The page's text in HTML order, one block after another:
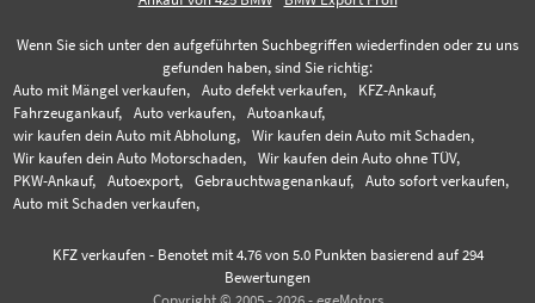
Wenn Sie sich unter den aufgeführten Suchbegriffen wiederfinden oder zu uns
gefunden haben, sind Sie richtig:
Auto mit Mängel verkaufen,
Auto defekt verkaufen,
KFZ-Ankauf,
Fahrzeugankauf,
Auto verkaufen,
Autoankauf,
wir kaufen dein Auto mit Abholung,
Wir kaufen dein Auto mit Schaden,
Wir kaufen dein Auto Motorschaden,
Wir kaufen dein Auto ohne TÜV,
PKW-Ankauf,
Autoexport, Gebrauchtwagenankauf,
Auto sofort verkaufen,
Auto mit Schaden verkaufen,
KFZ verkaufen- Benotet mit 4.76von 5.0 Punkten basierend auf 294
Bewertungen